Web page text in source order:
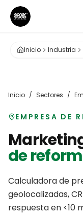
Inicio Industria
Inicio / Sectores /
EMPRESA DE
de
Calculadora de
geolocalizadas,
respuesta en <10